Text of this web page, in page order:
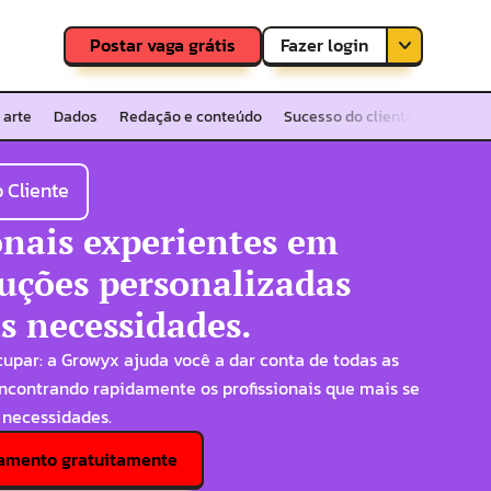
Postar vaga grátis
Fazer login
Cadastre-se
arte Dados Redação e conteúdo Sucesso do cliente
Cliente
experientes em
personalizadas
necessidades.
a Growyx ajuda você a dar conta de todas as
rapidamente os profissionais que mais se
gratuitamente